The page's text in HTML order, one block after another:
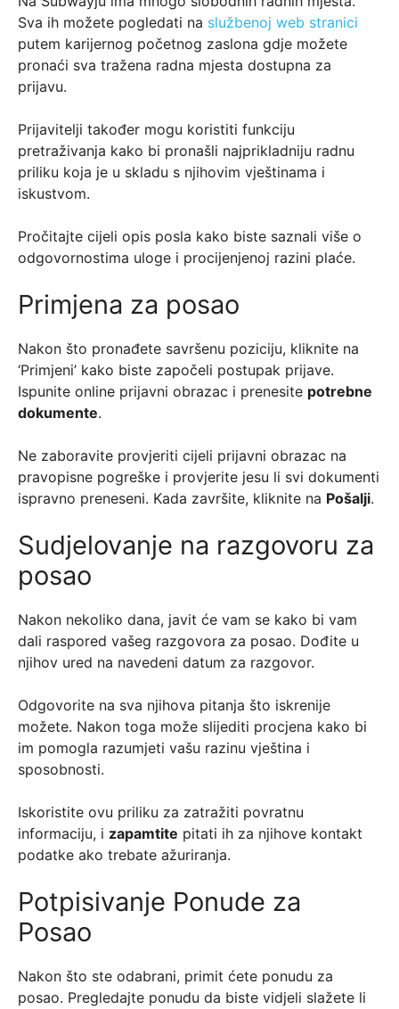
Sva ih možete pogledati na službenoj web stranici
putem karijernog početnog zaslona gdje možete
pronaći sva tražena radna mjesta dostupna za
prijavu.
Prijavitelji također mogu koristiti funkciju
pretraživanja kako bi pronašli najprikladniju radnu
priliku koja je u skladu s njihovim vještinama i
iskustvom.
Pročitajte cijeli opis posla kako biste saznali više o
odgovornostima uloge i procijenjenoj razini plaće.
Primjena za posao
Nakon što pronađete savršenu poziciju, kliknite na
‘Primjeni’ kako biste započeli postupak prijave.
Ispunite online prijavni obrazac i prenesite potrebne
dokumente.
Ne zaboravite provjeriti cijeli prijavni obrazac na
pravopisne pogreške i provjerite jesu li svi dokumenti
ispravno preneseni. Kada završite, kliknite na Pošalji.
Sudjelovanje na razgovoru za
posao
Nakon nekoliko dana, javit će vam se kako bi vam
dali raspored vašeg razgovora za posao. Dođite u
njihov ured na navedeni datum za razgovor.
Odgovorite na sva njihova pitanja što iskrenije
možete. Nakon toga može slijediti procjena kako bi
im pomogla razumjeti vašu razinu vještina i
sposobnosti.
Iskoristite ovu priliku za zatražiti povratnu
informaciju, i zapamtite pitati ih za njihove kontakt
podatke ako trebate ažuriranja.
Potpisivanje Ponude za
Posao
Nakon što ste odabrani, primit ćete ponudu za
posao. Pregledajte ponudu da biste vidjeli slažete li